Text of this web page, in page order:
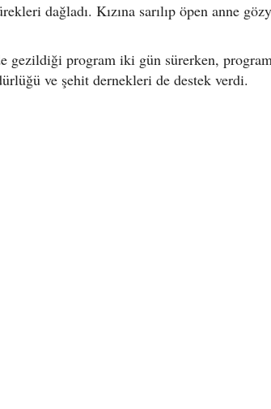
dağladı. Kızına sarılıp öpen anne
gezildiği program iki gün sürerken,
ve şehit dernekleri de destek verdi.